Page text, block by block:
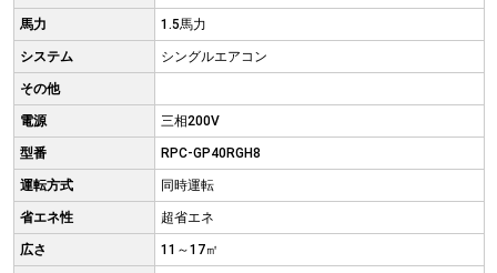
馬力 1.5馬力
システム シングルエアコン
その他
電源 三相200V
型番 RPC-GP40RGH8
運転方式 同時運転
省エネ性 超省エネ
広さ 11～17㎡